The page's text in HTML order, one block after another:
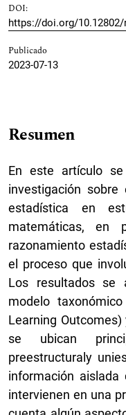
DOI:
https://doi.org/10.12802/
Publicado
2023-07-13
Resumen
En este artículo
investigación
estadística en
matemáticas, en
razonamiento
el proceso que
Los resultados se
modelo
Learning
se ubican
preestructuraly
información
intervienen en una